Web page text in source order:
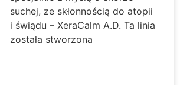
suchej, ze skłonnością do atopii
i świądu – XeraCalm A.D. Ta linia
została stworzona